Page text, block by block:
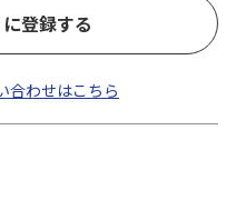
登録する
合わせはこちら